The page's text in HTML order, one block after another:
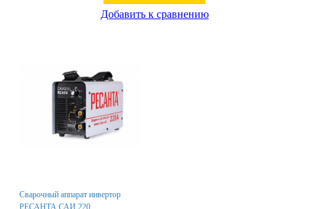
Добавить к сравнению
Сварочный аппарат инвертор